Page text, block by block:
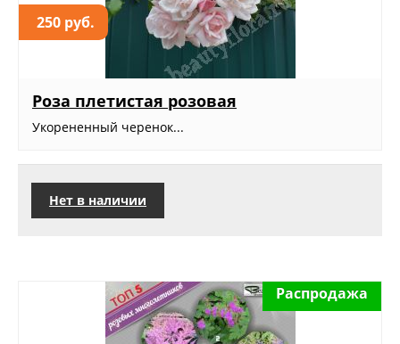
250 руб.
Роза плетистая розовая
Укорененный черенок...
Нет в наличии
Распродажа